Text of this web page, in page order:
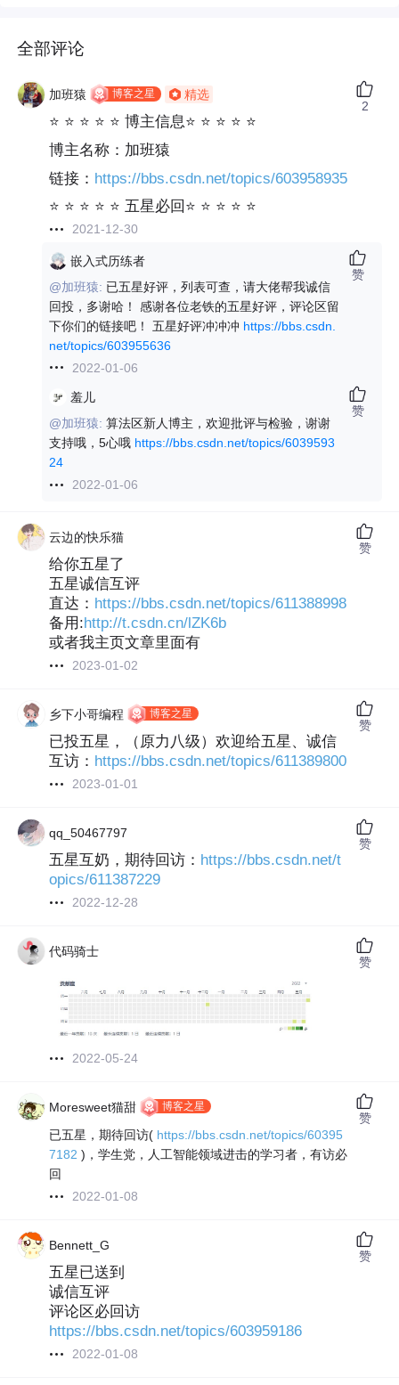
全部评论
加班猿 博客之星 精选
⭐ ⭐ ⭐ ⭐ ⭐ 博主信息⭐ ⭐ ⭐ ⭐ ⭐
博主名称：加班猿
链接： https://bbs.csdn.net/topics/603958935
⭐ ⭐ ⭐ ⭐ ⭐ 五星必回⭐ ⭐ ⭐ ⭐ ⭐
2021-12-30
2
嵌入式历练者
@加班猿: 已五星好评，列表可查，请大佬帮我诚信
回投，多谢哈！ 感谢各位老铁的五星好评，评论区留
下你们的链接吧！ 五星好评冲冲冲 https://bbs.csdn.
net/topics/603955636
2022-01-06
赞
羞儿
@加班猿:算法区新人博主，欢迎批评与检验，谢谢
支持哦，5心哦 https://bbs.csdn.net/topics/6039593
24
2022-01-06
赞
云边的快乐猫
给你五星了
五星诚信互评
直达： https://bbs.csdn.net/topics/611388998
备用:http://t.csdn.cn/lZK6b
或者我主页文章里面有
2023-01-02
赞
乡下小哥编程 博客之星
已投五星，（原力八级）欢迎给五星、诚信
互访： https://bbs.csdn.net/topics/611389800
2023-01-01
赞
qq_50467797
五星互奶，期待回访： https://bbs.csdn.net/t
opics/611387229
2022-12-28
赞
代码骑士
2022-05-24
赞
Moresweet猫甜 博客之星
已五星，期待回访( https://bbs.csdn.net/topics/60395
7182)，学生党，人工智能领域进击的学习者，有访必
回
2022-01-08
赞
Bennett_G
五星已送到
诚信互评
评论区必回访
https://bbs.csdn.net/topics/603959186
2022-01-08
赞